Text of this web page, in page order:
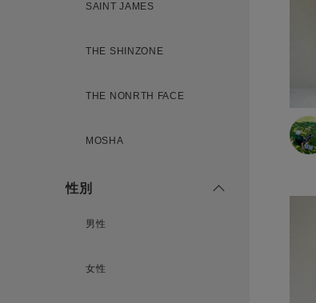
SAINT JAMES
THE SHINZONE
THE NONRTH FACE
MOSHA
性別
男性
女性